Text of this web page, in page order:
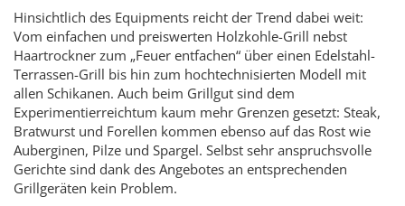
Hinsichtlich des Equipments reicht der Trend dabei weit:
Vom einfachen und preiswerten Holzkohle-Grill nebst
Haartrockner zum „Feuer entfachen“ über einen Edelstahl-
Terrassen-Grill bis hin zum hochtechnisierten Modell mit
allen Schikanen. Auch beim Grillgut sind dem
Experimentierreichtum kaum mehr Grenzen gesetzt: Steak,
Bratwurst und Forellen kommen ebenso auf das Rost wie
Auberginen, Pilze und Spargel. Selbst sehr anspruchsvolle
Gerichte sind dank des Angebotes an entsprechenden
Grillgeräten kein Problem.